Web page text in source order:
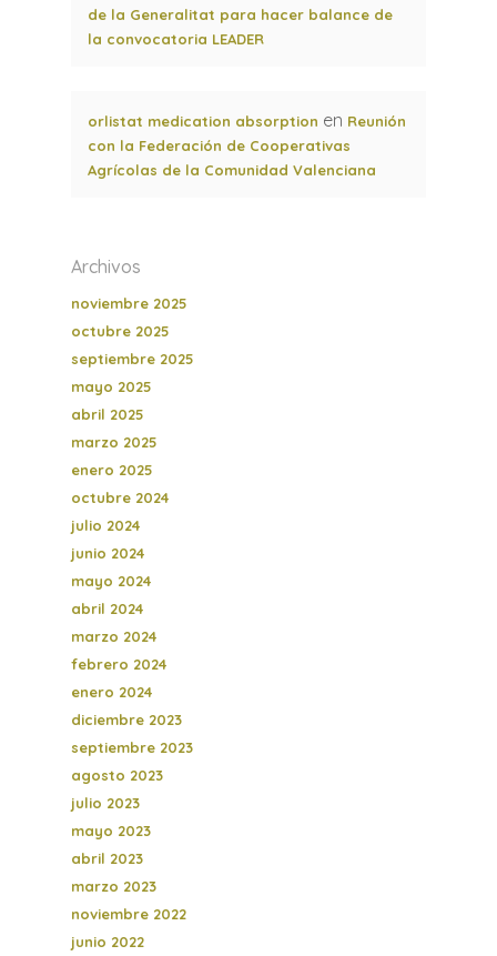
de la Generalitat para hacer balance de
la convocatoria LEADER
orlistat medication absorption en Reunión
con la Federación de Cooperativas
Agrícolas de la Comunidad Valenciana
Archivos
noviembre 2025
octubre 2025
septiembre 2025
mayo 2025
abril 2025
marzo 2025
enero 2025
octubre 2024
julio 2024
junio 2024
mayo 2024
abril 2024
marzo 2024
febrero 2024
enero 2024
diciembre 2023
septiembre 2023
agosto 2023
julio 2023
mayo 2023
abril 2023
marzo 2023
noviembre 2022
junio 2022